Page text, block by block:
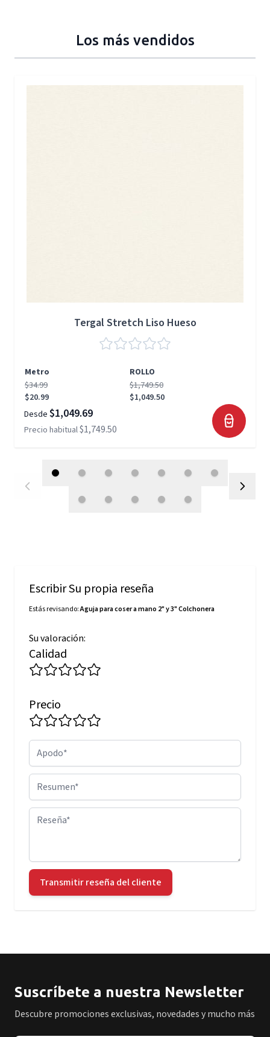
Los más vendidos
Tergal Stretch Liso Hueso
Metro
ROLLO
$34.99
$20.99
$1,749.50
$1,049.50
Desde $1,049.69
Precio habitual$1,749.50
Escribir Su propia reseña
Estás revisando:Aguja para coser a mano 2" y 3" Colchonera
Su valoración:
Calidad
Precio
Apodo
Resumen
Reseña
Transmitir reseña del cliente
Suscríbete a nuestra Newsletter
Descubre promociones exclusivas, novedades y mucho más